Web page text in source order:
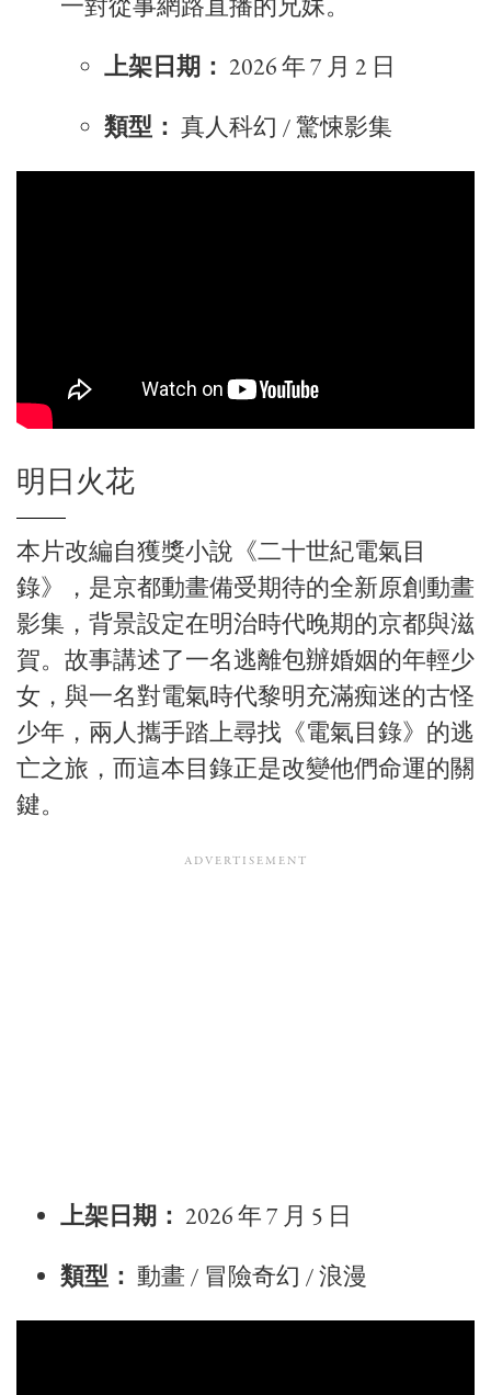
一對從事網路直播的兄妹。
上架日期： 2026 年 7 月 2 日
類型： 真人科幻 / 驚悚影集
明日火花
本片改編自獲獎小說《二十世紀電氣目
錄》，是京都動畫備受期待的全新原創動畫
影集，背景設定在明治時代晚期的京都與滋
賀。故事講述了一名逃離包辦婚姻的年輕少
女，與一名對電氣時代黎明充滿痴迷的古怪
少年，兩人攜手踏上尋找《電氣目錄》的逃
亡之旅，而這本目錄正是改變他們命運的關
鍵。
上架日期： 2026 年 7 月 5 日
類型： 動畫 / 冒險奇幻 / 浪漫